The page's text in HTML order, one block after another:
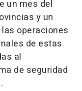
un mes del
y un
operaciones
de estas
al
de seguridad